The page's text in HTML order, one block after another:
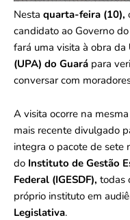
Nesta quarta-feira (10),
candidato ao Governo
fará uma visita à obra da
(UPA) do Guará para
conversar com
A visita ocorre na
mais recente divulgado
integra o pacote de sete
do Instituto de Gestão
Federal (IGESDF), todas
próprio instituto em
Legislativa.